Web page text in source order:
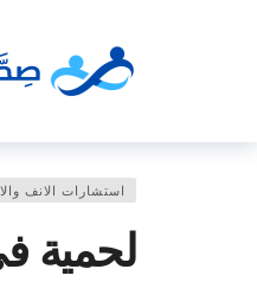
استشارات الانف
لحمية